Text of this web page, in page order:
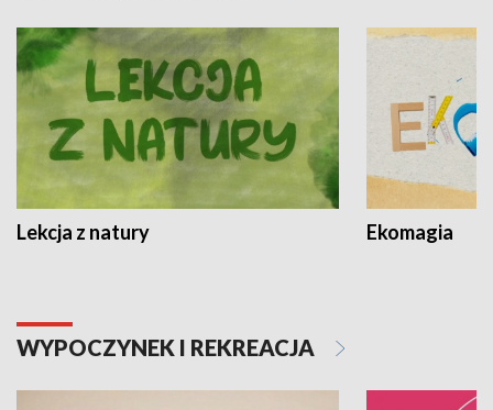
Lekcja z natury Ekomagia
WYPOCZYNEK I REKREACJA